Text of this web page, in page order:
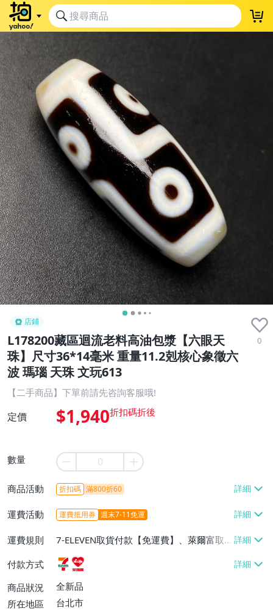
店鋪
L178200藏區迴流老料高油包漿【六眼天
珠】尺寸36*14毫米 重量11.2剋核心象徵六
波 瑪瑙 天珠 文玩613
0
【二手商品】下單前請先咨詢客服哦!
定價 $1,940
數量
商品活動 折扣碼 滿800折60
運費活動 運費抵用券 週末7-11免運
運費規則
7-ELEVEN取貨付款【免運費】、萊爾富取
貨付款【免運費】
付款方式
商品狀況
全新品
所在地區
台北市